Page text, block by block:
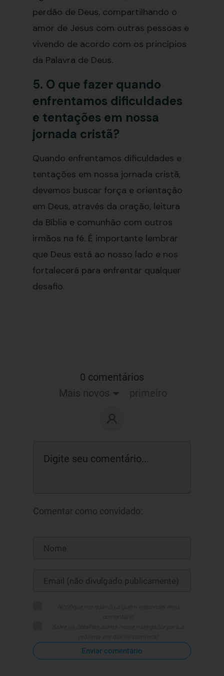
perdão de Deus, compartilhando o
amor de Jesus com outras pessoas e
vivendo de acordo com os princípios
da Palavra de Deus.
5. O que fazer quando
enfrentamos dificuldades
e tentações em nossa
jornada cristã?
Quando enfrentamos dificuldades e
tentações em nossa jornada cristã,
devemos buscar força e orientação
em Deus, através da oração, leitura
da Bíblia e comunhão com outros
irmãos na fé. É importante lembrar
que Deus está ao nosso lado e nos
fortalecerá para enfrentar qualquer
desafio.
0 comentários
Mais novos
primeiro
Comentar como convidado:
Enviar comentário